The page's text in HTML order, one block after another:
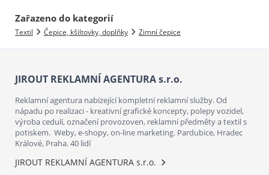
Zařazeno do kategorií
Textil Čepice, kšiltovky, doplňky Zimní čepice
JIROUT REKLAMNÍ AGENTURA s.r.o.
Reklamní agentura nabízející kompletní reklamní služby. Od
nápadu po realizaci - kreativní grafické koncepty, polepy vozidel,
výroba cedulí, označení provozoven, reklamní předměty a textil s
potiskem. Weby, e-shopy, on-line marketing. Pardubice, Hradec
Králové, Praha. 40 lidí
JIROUT REKLAMNÍ AGENTURA s.r.o.